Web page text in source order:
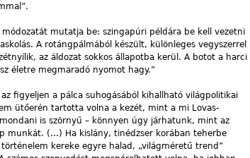
mutatja be: szingapúri példára be kell vezetni
A rotángpálmából készült, különleges vegyszerrel
az áldozat sokkos állapotba kerül. A botot a harci
életre megmaradó nyomot hagy.”
figyeljen a pálca suhogásából kihallható világpolitikai
ütőerén tartotta volna a kezét, mint a mi Lovas-
is szörnyű – könnyen úgy járhatunk, mint az
munkát. (…) Ha kislány, tinédzser korában teherbe
kereke egyre halad, „világméretű trend”